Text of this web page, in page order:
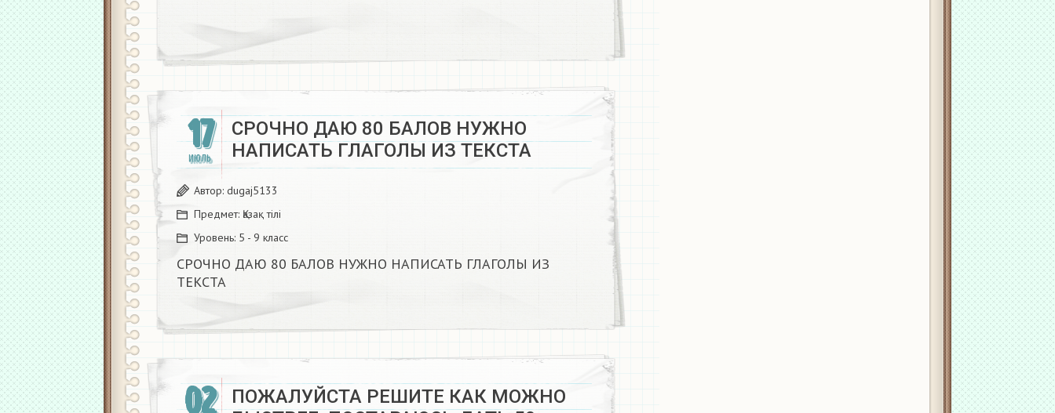
17
ИЮЛЬ
СРОЧНО ДАЮ 80 БАЛОВ НУЖНО
НАПИСАТЬ ГЛАГОЛЫ ИЗ ТЕКСТА ​
Автор: dugaj5133
Предмет: Қазақ тiлi
Уровень: 5 - 9 класс
СРОЧНО ДАЮ 80 БАЛОВ НУЖНО НАПИСАТЬ ГЛАГОЛЫ ИЗ
ТЕКСТА ​
02
ПОЖАЛУЙСТА РЕШИТЕ КАК МОЖНО